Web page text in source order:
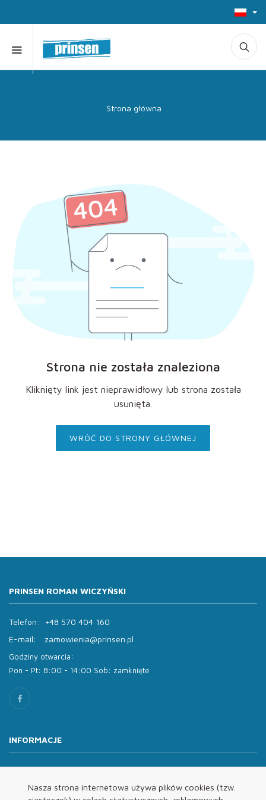
Nasza strona internetowa używa plików cookies (tzw.
Strona główna
Strona nie została znaleziona
Kliknięty link jest nieprawidłowy lub strona została
usunięta.
WRÓĆ DO STRONY GŁÓWNEJ
PRINSEN ROMAN WICZYŃSKI
Telefon:
+48 570 404 160
E-mail:
zamowienia@prinsen.pl
Godziny otwarcia:
Pon - Pt: 8:00 - 14:00 Sob: zamknięte
INFORMACJE
Oferta